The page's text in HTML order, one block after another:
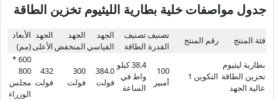
جدول مواصفات خلية بطارية الليثيوم تخزين الطاقة
فئة المنتج رقم المنتج
تصنيف
القدرة
تصنيف
الطاقة
الجهد
القياسي
الجهد
المنخفض
الجهد
الأعلى
الأبعاد
(مم)
بطارية ليثيوم
تخزين الطاقة
عالية الجهد
التكوين 1
100
أمبير
38.4 كيلو
واط في
الساعة
384.0
فولت
300
فولت
432
فولت
600 *
800
مجلس
الوزراء